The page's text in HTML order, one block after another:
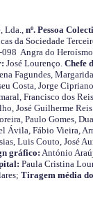
Lda., nº. Pessoa
da Sociedade
Angra do
José Lourenço. Chefe
Fagundes,
Costa, Jorge
Francisco dos
José Guilherme
Paulo Gomes,
Ávila, Fábio Vieira,
Luis Couto, José
gráfico: António
Paula Cristina
Tiragem média